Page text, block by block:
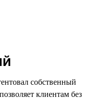
собственный
клиентам без